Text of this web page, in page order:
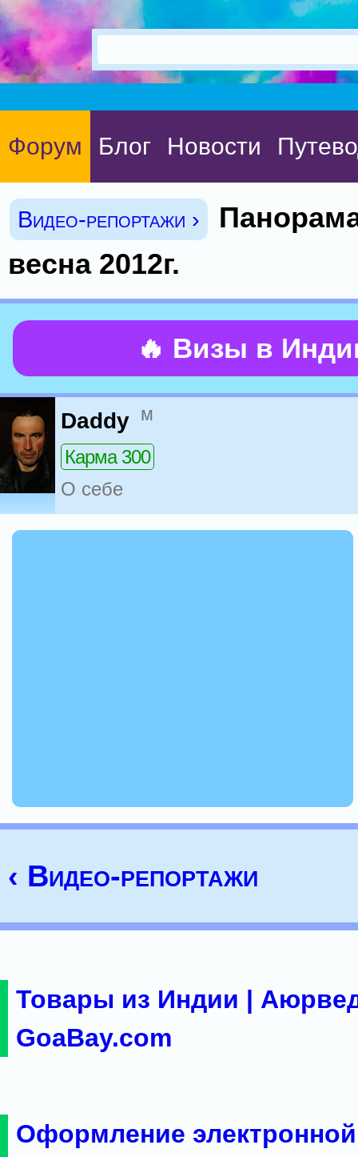
Форум Блог Новости
Видео-репортажи ›
весна 2012г.
🔥 Визы в
Daddy м
Карма 300
О себе
‹ Видео-репортажи
Товары из Индии |
GoaBay.com
Оформление электронной